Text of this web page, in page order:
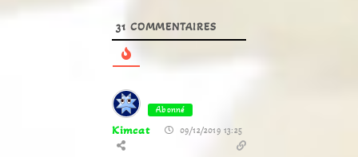
31 COMMENTAIRES
Abonné
Kimcat 09/12/2019 13:25